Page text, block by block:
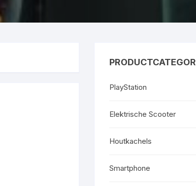
PlayStation
Elektrische Scooter
Houtkachels
Smartphone